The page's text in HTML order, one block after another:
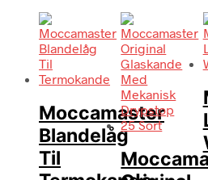
Moccamaster
Blandelåg
Til